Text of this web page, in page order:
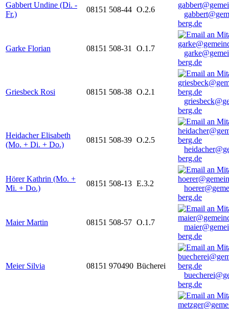
Gabbert Undine (Di. -
Fr.)
08151 508-44 O.2.6
berg.de
Garke Florian 08151 508-31 O.1.7
berg.de
Griesbeck Rosi 08151 508-38 O.2.1
berg.de
Heidacher Elisabeth
(Mo. + Di. + Do.)
08151 508-39 O.2.5
berg.de
Hörer Kathrin (Mo. +
Mi. + Do.)
08151 508-13 E.3.2
berg.de
Maier Martin 08151 508-57 O.1.7
berg.de
Meier Silvia 08151 970490 Bücherei
berg.de